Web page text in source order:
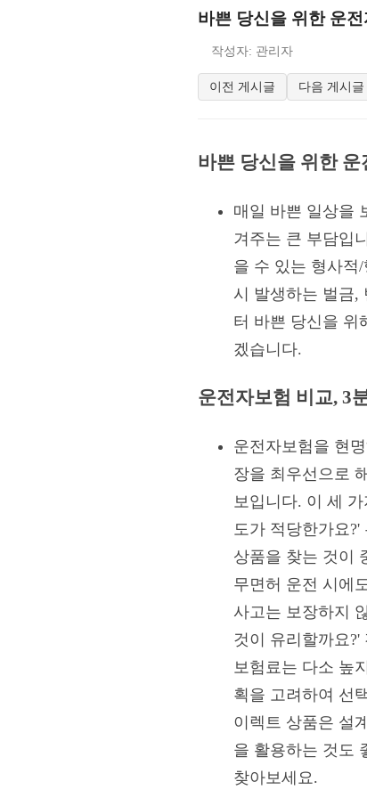
바쁜 당신을 위한 운
작성자: 관리자
이전 게시글 다음 게시글
바쁜 당신을 위한
매일 바쁜 일상을
겨주는 큰 부담입
을 수 있는 형사적
시 발생하는 벌금,
터 바쁜 당신을 위
겠습니다.
운전자보험 비교, 3
운전자보험을 현
장을 최우선으로
보입니다. 이 세
도가 적당한가요
상품을 찾는 것이
무면허 운전 시에
사고는 보장하지
것이 유리할까요
보험료는 다소 높
획을 고려하여 선
이렉트 상품은 설
을 활용하는 것도
찾아보세요.